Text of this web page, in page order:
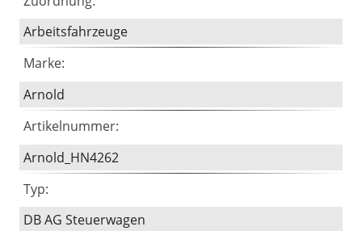
Arbeitsfahrzeuge
Marke:
Arnold
Artikelnummer:
Arnold_HN4262
Typ:
DB AG Steuerwagen